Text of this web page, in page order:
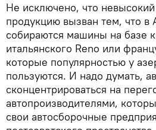
Не исключено, что
продукцию вызван тем, что в
собираются машины на базе
итальянского Reno или
которые популярностью у
пользуются. И надо думать,
сконцентрироваться на
автопроизводителями,
свои автосборочные